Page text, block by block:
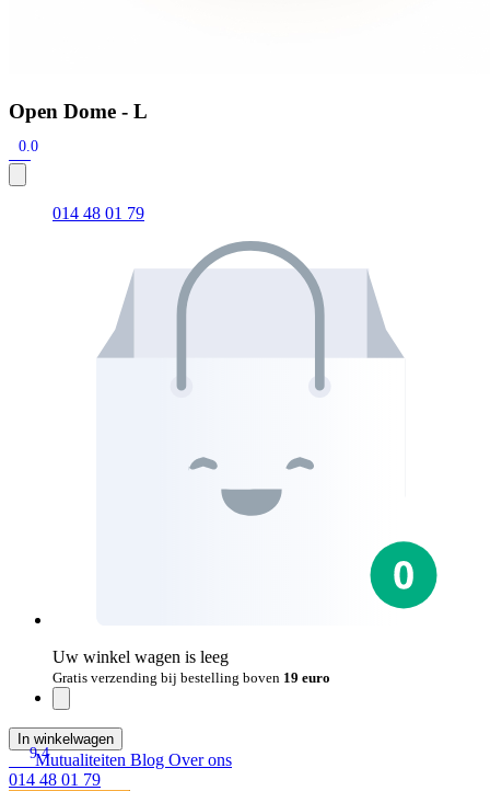
Open Dome - L
0.0
014 48 01 79
Uw winkel wagen is leeg
Gratis verzending bij bestelling boven 19 euro
In winkelwagen
9.4
Mutualiteiten Blog Over ons
014 48 01 79